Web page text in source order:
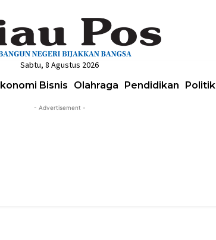
Sabtu, 8 Agustus 2026
Bisnis Olahraga Pendidikan Politik
- Advertisement -